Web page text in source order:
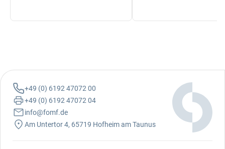
+49 (0) 6192 47072 00
+49 (0) 6192 47072 04
info@fomf.de
Am Untertor 4, 65719 Hofheim am Taunus